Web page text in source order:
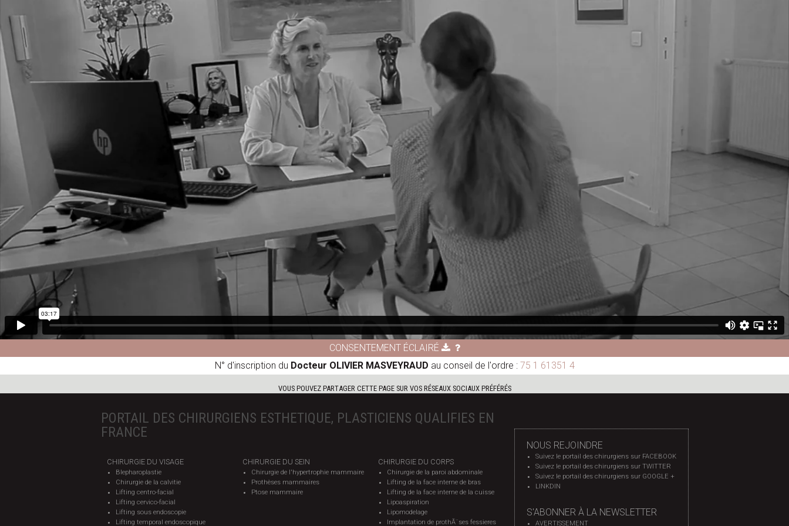
CONSENTEMENT ÉCLAIRÉ
N° d'inscription du Docteur OLIVIER MASVEYRAUD au conseil de l'ordre : 75 1 61351 4
VOUS POUVEZ PARTAGER CETTE PAGE SUR VOS RÉSEAUX SOCIAUX PRÉFÉRÉS
PORTAIL DES CHIRURGIENS ESTHETIQUE, PLASTICIENS QUALIFIES EN
FRANCE
CHIRURGIE DU VISAGE
Blepharoplastie
Chirurgie de la calvitie
Lifting centro-facial
Lifting cervico-facial
Lifting sous endoscopie
Lifting temporal endoscopique
CHIRURGIE DU SEIN
Chirurgie de l'hypertrophie mammaire
Prothèses mammaires
Ptose mammaire
CHIRURGIE DU CORPS
Chirurgie de la paroi abdominale
Lifting de la face interne de bras
Lifting de la face interne de la cuisse
Lipoaspiration
Lipomodelage
Implantation de prothÃ¨ses fessieres
NOUS REJOINDRE
Suivez le portail des chirurgiens sur FACEBOOK
Suivez le portail des chirurgiens sur TWITTER
Suivez le portail des chirurgiens sur GOOGLE +
LINKDIN
S'ABONNER À LA NEWSLETTER
AVERTISSEMENT